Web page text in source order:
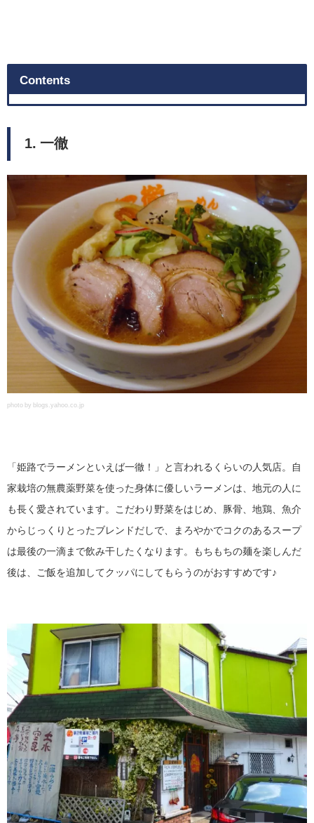
Contents
1. 一徹
photo by blogs.yahoo.co.jp
「姫路でラーメンといえば一徹！」と言われるくらいの人気店。自
家栽培の無農薬野菜を使った身体に優しいラーメンは、地元の人に
も長く愛されています。こだわり野菜をはじめ、豚骨、地鶏、魚介
からじっくりとったブレンドだしで、まろやかでコクのあるスープ
は最後の一滴まで飲み干したくなります。もちもちの麺を楽しんだ
後は、ご飯を追加してクッパにしてもらうのがおすすめです♪